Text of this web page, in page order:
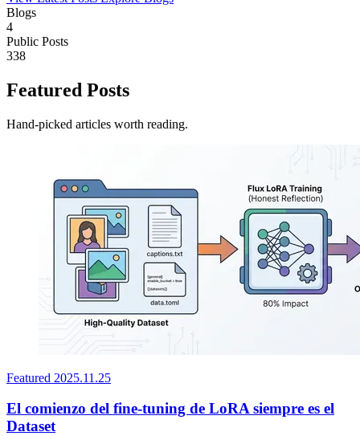
Blogs
4
Public Posts
338
Featured Posts
Hand-picked articles worth reading.
Featured 2025.11.25
El comienzo del fine-tuning de LoRA siempre es el
Dataset